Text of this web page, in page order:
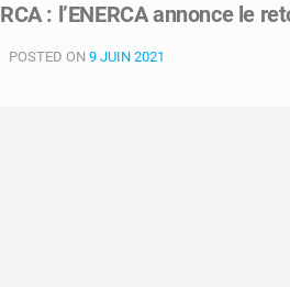
130
de
RCA : l’ENERCA annonce le
POSTED ON 9 JUIN 2021